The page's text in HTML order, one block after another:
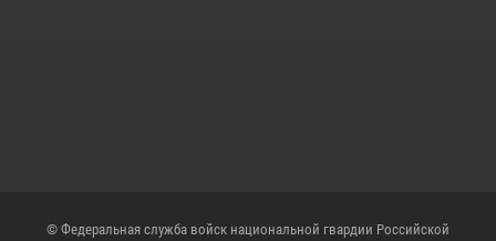
© Федеральная служба войск национальной гвардии Российской